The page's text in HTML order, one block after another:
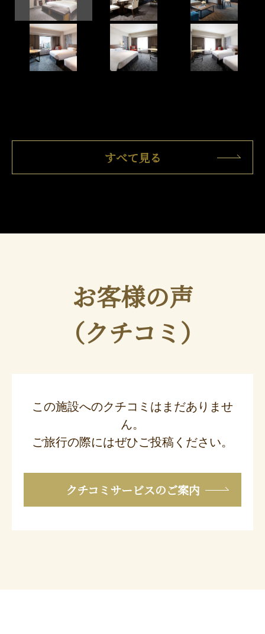
すべて見る
お客様の声
（クチコミ）
この施設へのクチコミはまだありませ
ん。
ご旅行の際にはぜひご投稿ください。
クチコミサービスのご案内